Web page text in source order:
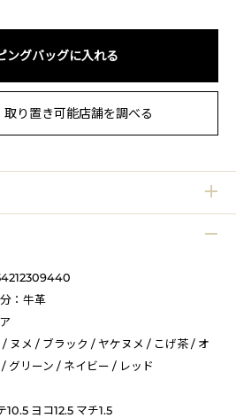
ングバッグに入れる
取り置き可能店舗を調べる
：牛革
/ ヌメ / ブラック / ヤケヌメ / こげ茶 / オ
/ グリーン / ネイビー / レッド
10.5 ヨコ12.5 マチ1.5